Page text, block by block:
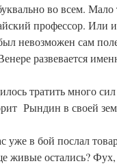
во всем.
профессор. Или
невозможен сам
развевается
тратить много
Рындин в своей
уже в бой послал
живые остались?